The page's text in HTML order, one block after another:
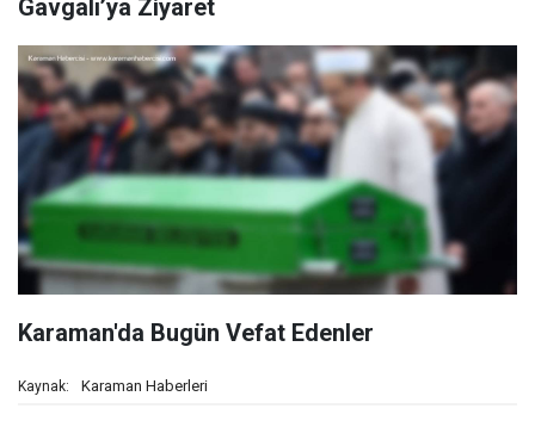
Gavgalı’ya Ziyaret
Karaman'da Bugün Vefat Edenler
Kaynak: Karaman Haberleri